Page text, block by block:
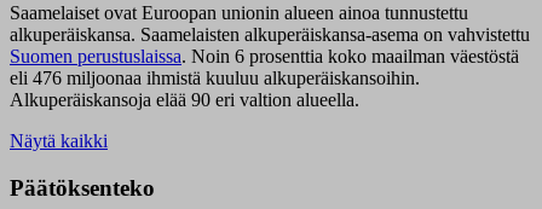
Saamelaiset ovat Euroopan unionin alueen ainoa tunnustettu
alkuperäiskansa. Saamelaisten alkuperäiskansa-asema on vahvistettu
Suomen perustuslaissa. Noin 6 prosenttia koko maailman väestöstä
eli 476 miljoonaa ihmistä kuuluu alkuperäiskansoihin.
Alkuperäiskansoja elää 90 eri valtion alueella.
Näytä kaikki
Päätöksenteko